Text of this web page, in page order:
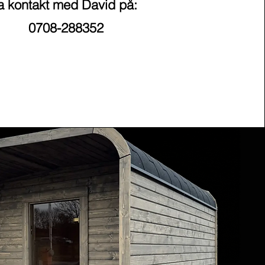
kontakt med David på:
0708-288352